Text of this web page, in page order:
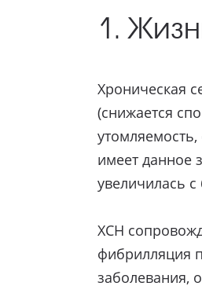
1.
Хроническая
(снижается
имеет данное
увеличилась с
ХСН
фибрилляция
заболевания,